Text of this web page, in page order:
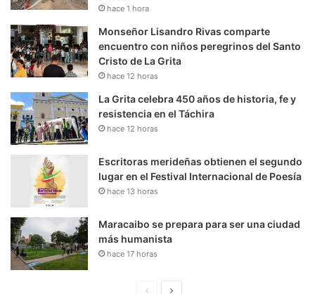
hace 1 hora
Monseñor Lisandro Rivas comparte
encuentro con niños peregrinos del Santo
Cristo de La Grita
hace 12 horas
La Grita celebra 450 años de historia, fe y
resistencia en el Táchira
hace 12 horas
Escritoras merideñas obtienen el segundo
lugar en el Festival Internacional de Poesía
hace 13 horas
Maracaibo se prepara para ser una ciudad
más humanista
hace 17 horas